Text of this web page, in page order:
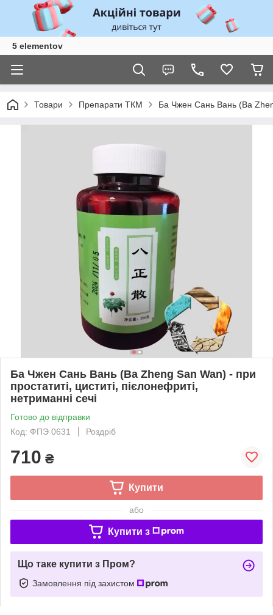
5 elementov
Товари Препарати ТКМ Ба Чжен Сань Вань (Ba
Ба Чжен Сань Вань (Ba Zheng San Wan) - при
простатиті, циститі, пієлонефриті,
нетриманні сечі
Готово до відправки
Код: ФПЭ 0631
Роздріб
710 ₴
Купити
або
Купити з
Що таке купити з Пром?
Замовлення під захистом